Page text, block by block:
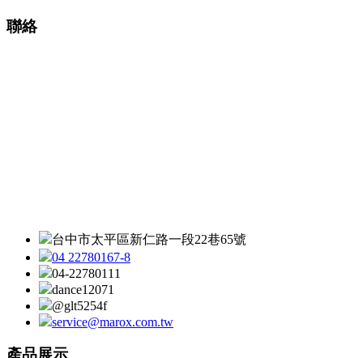
聯絡
台中市太平區新仁路一段22巷65號
04 22780167-8
04-22780111
dance12071
@glt5254f
service@marox.com.tw